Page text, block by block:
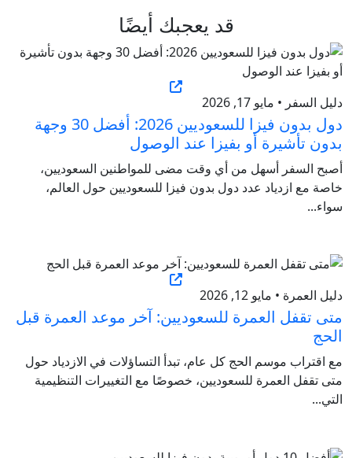
قد يعجبك أيضًا
دليل السفر • مايو 17, 2026
دول بدون فيزا للسعوديين 2026: أفضل 30 وجهة
بدون تأشيرة أو بفيزا عند الوصول
أصبح السفر أسهل من أي وقت مضى للمواطنين السعوديين،
خاصة مع ازدياد عدد دول بدون فيزا للسعوديين حول العالم،
سواء...
دليل العمرة • مايو 12, 2026
متى تقفل العمرة للسعوديين: آخر موعد العمرة قبل
الحج
مع اقتراب موسم الحج كل عام، تبدأ التساؤلات في الازدياد حول
متى تقفل العمرة للسعوديين، خصوصًا مع التغييرات التنظيمية
التي...